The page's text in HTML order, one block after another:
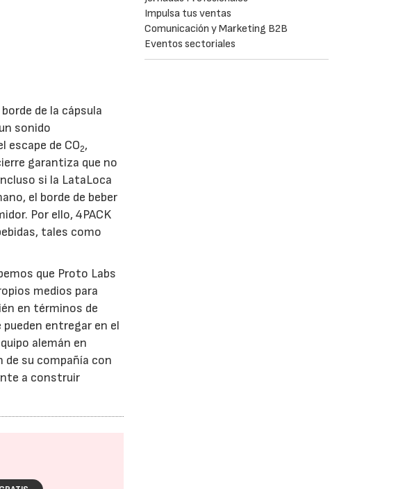
de la cápsula
sonido
de CO2,
garantiza que no
si la LataLoca
el borde de beber
Por ello, 4PACK
tales como
que Proto Labs
medios para
en términos de
entregar en el
alemán en
su compañía con
a construir
Impulsa tus ventas
Comunicación y Marketing B2B
Eventos sectoriales